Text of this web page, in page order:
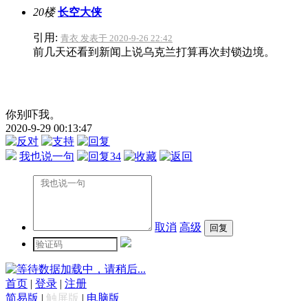
20楼 长空大侠
引用: 青衣 发表于 2020-9-26 22:42
前几天还看到新闻上说乌克兰打算再次封锁边境。
你别吓我。
2020-9-29 00:13:47
我也说一句 34
取消 高级
数据加载中，请稍后...
首页 | 登录 | 注册
简易版 | 触屏版 | 电脑版